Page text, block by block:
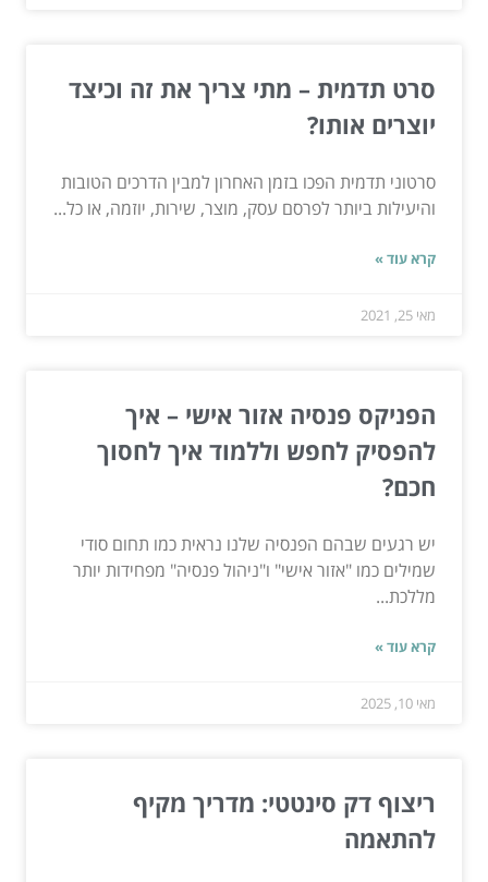
סרט תדמית – מתי צריך את זה וכיצד
יוצרים אותו?
סרטוני תדמית הפכו בזמן האחרון למבין הדרכים הטובות
והיעילות ביותר לפרסם עסק, מוצר, שירות, יוזמה, או כל...
קרא עוד »
מאי 25, 2021
הפניקס פנסיה אזור אישי – איך
להפסיק לחפש וללמוד איך לחסוך
חכם?
יש רגעים שבהם הפנסיה שלנו נראית כמו תחום סודי
שמילים כמו "אזור אישי" ו"ניהול פנסיה" מפחידות יותר
מללכת...
קרא עוד »
מאי 10, 2025
ריצוף דק סינטטי: מדריך מקיף
להתאמה